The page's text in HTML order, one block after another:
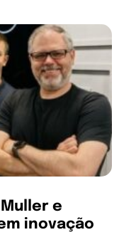
Muller e
inovação